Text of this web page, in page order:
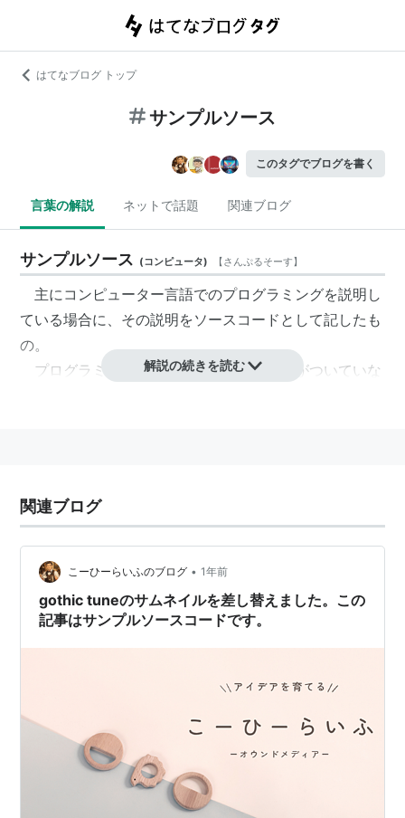
はてなブログ トップ
サンプルソース
このタグでブログを書く
言葉の解説 ネットで話題 関連ブログ
サンプルソース (コンピュータ) 【さんぷるそーす】
主にコンピューター言語でのプログラミングを説明し
ている場合に、その説明をソースコードとして記したも
の。
プログラミング系の本にサンプルソースがついていな
解説の続きを読む
関連ブログ
こーひーらいふのブログ • 1年前
gothic tuneのサムネイルを差し替えました。この
記事はサンプルソースコードです。